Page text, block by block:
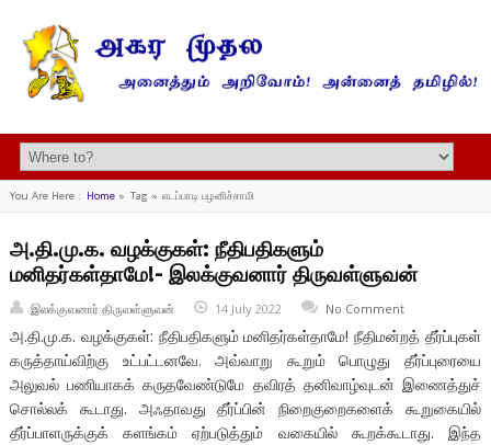
You Are Here : Home» Tag » எடப்பாடி பழனிச்சாமி
அ.தி.மு.க. வழக்குகள்: நீதிபதிகளும்
மனிதர்கள்தாமே!- இலக்குவனார் திருவள்ளுவன்
இலக்குவனார் திருவள்ளுவன் 14 July 2022 No Comment
அ.தி.மு.க. வழக்குகள்: நீதிபதிகளும் மனிதர்கள்தாமே! நீதிமன்றத் தீர்ப்புகள்
கருத்தாய்விற்கு உட்பட்டனவே. அவ்வாறு கூறும் பொழுது தீர்ப்புரையை
அலுவல் பணியாகக் கருதவேண்டுமே தவிரத் தனிவாழ்வுடன் இணைத்துச்
சொல்லக் கூடாது. அஃதாவது தீர்ப்பின் நிறைகுறைகளைக் கூறுகையில்
தீர்ப்பாளருக்குக் களங்கம் ஏற்படுத்தும் வகையில் கூறக்கூடாது. இந்த